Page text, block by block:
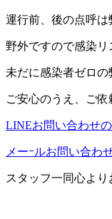
運行前、後の点呼は
野外ですので感染リ
未だに感染者ゼロの
ご安心のうえ、ご依
LINEお問い合わせ
メーｰルお問い合わ
スタッフ一同心より